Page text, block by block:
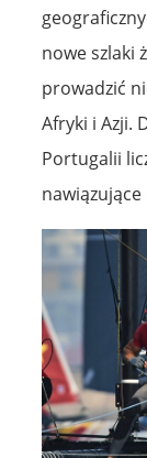
nowe szlaki
prowadzić
Afryki i Azji.
Portugalii